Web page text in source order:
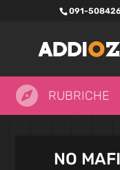
091-
 RUBRICHE
NO